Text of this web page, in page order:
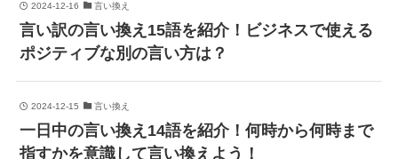
2024-12-16 言い換え
言い訳の言い換え15語を紹介！ビジネスで使える
ポジティブな別の言い方は？
2024-12-15 言い換え
一日中の言い換え14語を紹介！何時から何時まで
指すかを意識して言い換えよう！